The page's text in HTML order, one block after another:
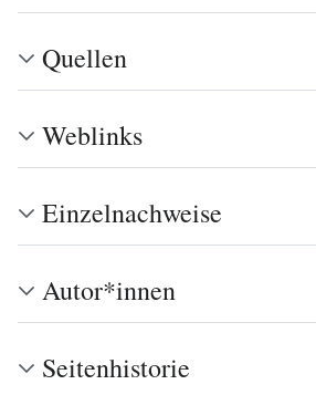
Quellen
Weblinks
Einzelnachweise
Autor*innen
Seitenhistorie